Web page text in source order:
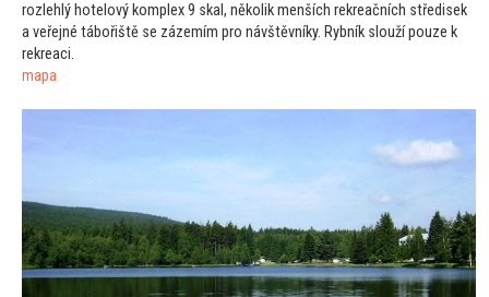
rozlehlý hotelový komplex 9 skal, několik menších rekreačních středisek
a veřejné tábořiště se zázemím pro návštěvníky. Rybník slouží pouze k
rekreaci.
mapa